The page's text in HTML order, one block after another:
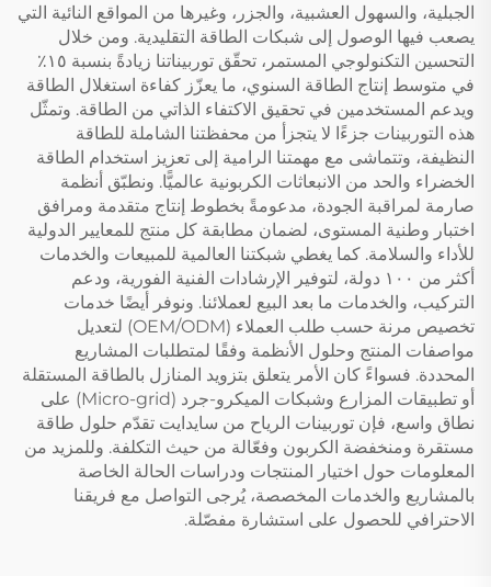
الجبلية، والسهول العشبية، والجزر، وغيرها من المواقع النائية التي
يصعب فيها الوصول إلى شبكات الطاقة التقليدية. ومن خلال
التحسين التكنولوجي المستمر، تحقّق توربيناتنا زيادةً بنسبة ١٥٪
في متوسط إنتاج الطاقة السنوي، ما يعزّز كفاءة استغلال الطاقة
ويدعم المستخدمين في تحقيق الاكتفاء الذاتي من الطاقة. وتمثّل
هذه التوربينات جزءًا لا يتجزأ من محفظتنا الشاملة للطاقة
النظيفة، وتتماشى مع مهمتنا الرامية إلى تعزيز استخدام الطاقة
الخضراء والحد من الانبعاثات الكربونية عالميًّا. ونطبّق أنظمة
صارمة لمراقبة الجودة، مدعومةً بخطوط إنتاج متقدمة ومرافق
اختبار وطنية المستوى، لضمان مطابقة كل منتج للمعايير الدولية
للأداء والسلامة. كما يغطي شبكتنا العالمية للمبيعات والخدمات
أكثر من ١٠٠ دولة، لتوفير الإرشادات الفنية الفورية، ودعم
التركيب، والخدمات ما بعد البيع لعملائنا. ونوفر أيضًا خدمات
تخصيص مرنة حسب طلب العملاء (OEM/ODM) لتعديل
مواصفات المنتج وحلول الأنظمة وفقًا لمتطلبات المشاريع
المحددة. فسواءً كان الأمر يتعلق بتزويد المنازل بالطاقة المستقلة
أو تطبيقات المزارع وشبكات الميكرو-جرد (Micro-grid) على
نطاق واسع، فإن توربينات الرياح من سايدايت تقدّم حلول طاقة
مستقرة ومنخفضة الكربون وفعّالة من حيث التكلفة. وللمزيد من
المعلومات حول اختيار المنتجات ودراسات الحالة الخاصة
بالمشاريع والخدمات المخصصة، يُرجى التواصل مع فريقنا
الاحترافي للحصول على استشارة مفصّلة.